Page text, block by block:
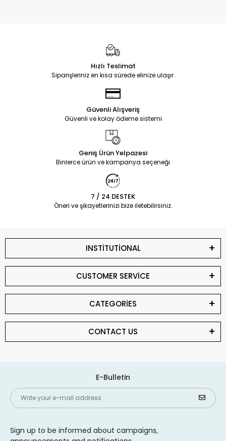
Hızlı Teslimat
Siparişleriniz en kısa sürede elinize ulaşır.
Güvenli Alışveriş
Güvenli ve kolay ödeme sistemi
Geniş Ürün Yelpazesi
Binlerce ürün ve kampanya seçeneği
7 / 24 DESTEK
Öneri ve şikayetlerinizi bize iletebilirsiniz.
INSTİTUTİONAL
CUSTOMER SERVİCE
CATEGORİES
CONTACT US
E-Bulletin
Sign up to be informed about campaigns,